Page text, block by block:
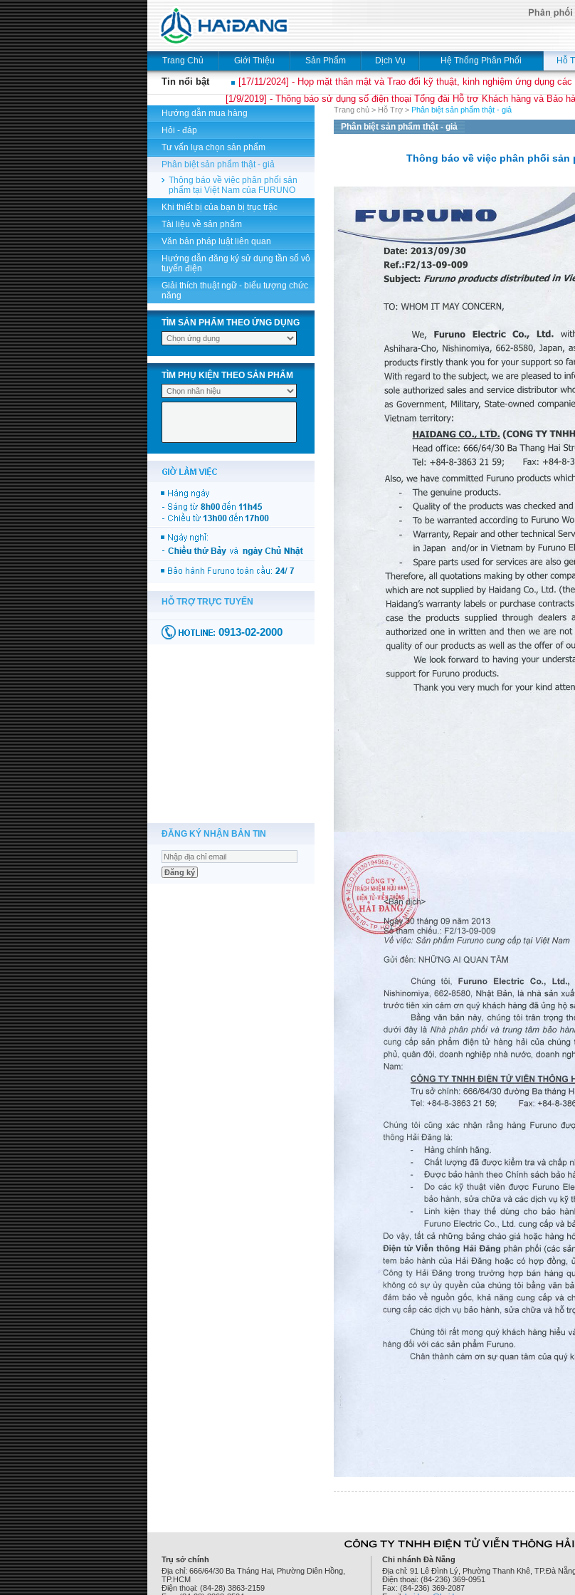
Trang Chủ Giới Thiệu Sản Phẩm Dịch Vụ Hệ Thống Phân Phối Hỗ
Tin nổi bật
[17/11/2024] - Họp mặt thân mật và Trao đổi kỹ thuật, kinh nghiệm ứng dụng
[1/9/2019] - Thông báo sử dụng số điện thoại Tổng đài Hỗ trợ Khách hàng và Bảo
Hướng dẫn mua hàng
Hỏi - đáp
Tư vấn lựa chọn sản phẩm
Phân biệt sản phẩm thật - giả
Thông báo về việc phân phối sản
phẩm tại Việt Nam của FURUNO
Khi thiết bị của bạn bị trục trặc
Tài liệu về sản phẩm
Văn bản pháp luật liên quan
Hướng dẫn đăng ký sử dụng tần số vô
tuyến điện
Giải thích thuật ngữ - biểu tượng chức
năng
TÌM SẢN PHẨM THEO ỨNG DỤNG
TÌM PHỤ KIỆN THEO SẢN PHẨM
ĐĂNG KÝ NHẬN BẢN TIN
Trang chủ > Hỗ Trợ > Phân biệt sản phẩm thật - giả
Phân biệt sản phẩm thật - giả
Thông báo về việc phân phối sản
Trụ sở chính
Địa chỉ: 666/64/30 Ba Tháng Hai, Phường Diên Hồng,
TP.HCM
Điện thoại: (84-28) 3863-2159
Chi nhánh Đà Nẵng
Địa chỉ: 91 Lê Đình Lý, Phường Thanh Khê, TP.Đà
Điện thoại: (84-236) 369-0951
Fax: (84-236) 369-2087